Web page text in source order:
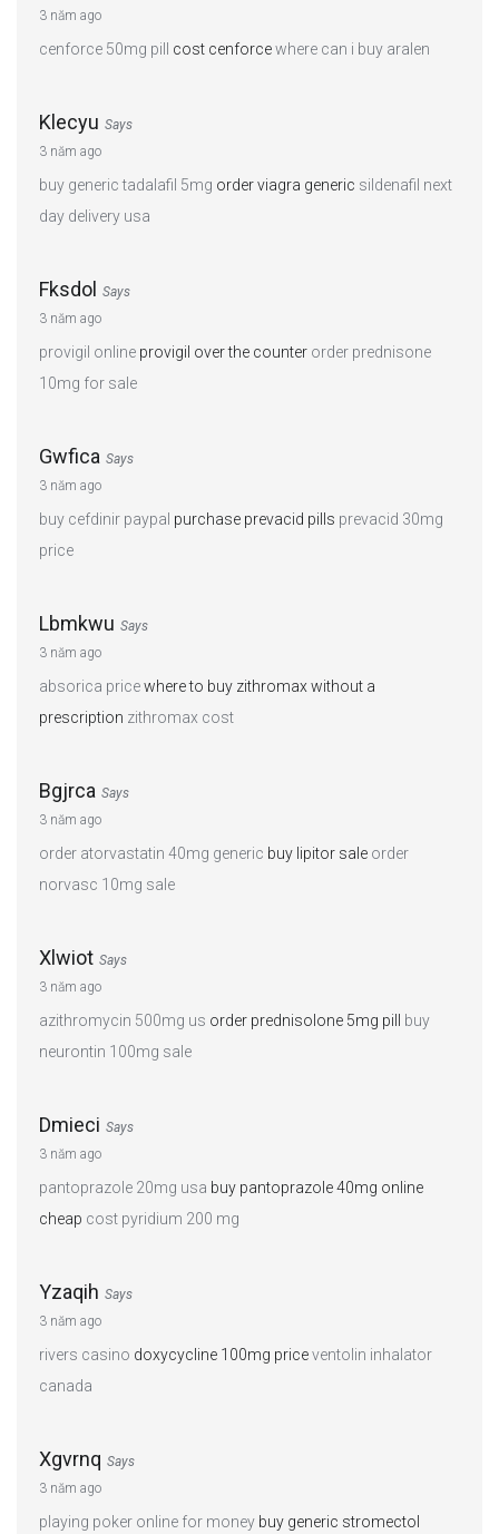
3 năm ago
cenforce 50mg pill cost cenforcewhere can i buy aralen
Klecyu Says
3 năm ago
buy generic tadalafil 5mg order viagra generic sildenafil next
day delivery usa
Fksdol
Says
3 năm ago
provigil online provigil over the counter order prednisone
10mg for sale
Gwfica Says
3 năm ago
buy cefdinir paypal purchase prevacid pills prevacid 30mg
price
Lbmkwu Says
3 năm ago
absorica pricewhere to buy zithromax without a
prescription zithromax cost
Bgjrca Says
3 năm ago
order atorvastatin 40mg generic buy lipitor sale order
norvasc 10mg sale
Xlwiot Says
3 năm ago
azithromycin 500mg us order prednisolone 5mg pill
buy
neurontin 100mg sale
Dmieci Says
3 năm ago
pantoprazole 20mg usa buy pantoprazole 40mg online
cheap cost pyridium 200 mg
Yzaqih Says
3 năm ago
rivers casino doxycycline 100mg priceventolin inhalator
canada
Xgvrnq Says
3 năm ago
playing poker online for money buy generic stromectol